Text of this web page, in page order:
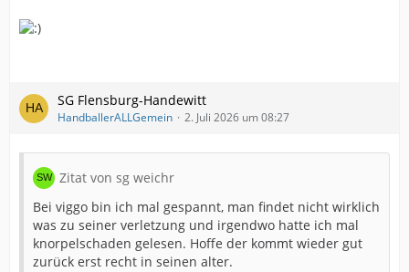
SG Flensburg-Handewitt
HandballerALLGemein 2. Juli 2026 um 08:27
Zitat von sg weichr
Bei viggo bin ich mal gespannt, man findet nicht wirklich
was zu seiner verletzung und irgendwo hatte ich mal
knorpelschaden gelesen. Hoffe der kommt wieder gut
zurück erst recht in seinen alter.